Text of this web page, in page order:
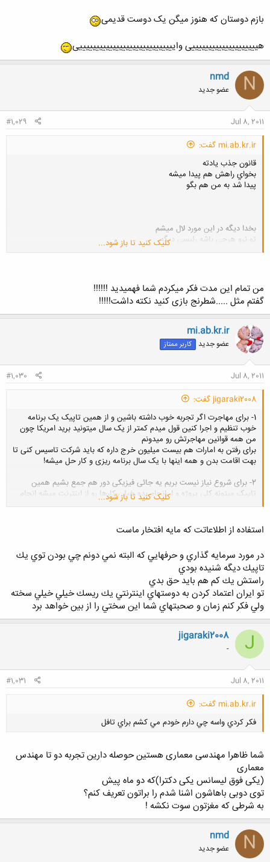
بازم دوستان که هنوز میگن یک دوست قدیمی
هییییییییییییییییییییی وایییییییییییییییییییییییییییییی
N
nmd
عضو جدید
Jul 8, 2011
#1,029
mi.ab.kr.ir گفت:
قانون جذب يادته
بخواي راهش هم پيدا ميشه
پيدا شد به من هم بگو
بخدا ديگه در اين مورد لال ميشم
تو نرو هرچي باشه رئيسي ديگهکلیک کنید تا باز شود...
من تمام این مدت فکر میکردم شما فهمیدید !!!!!!
گفتم مثل .....شطرنج بازی کنید نکته داشت!!!!!
mi.ab.kr.ir
عضو جدید کاربر ممتاز
Jul 8, 2011
#1,030
jigaraki2008 گفت:
1- برای مهاجرت اگر تجربه خوب داشته باشین و از همین تاپیک یک برنامه
خوب تنظیم و اجرا کنین قول میدم کمتر از یک سال میتونید برید امریکا چون
من همه قوانین مهاجرتش رو میدونم
برای رفتن به امارات هم بیست میلیون خرج داره که باید شرکت تاسیس کنی تا
بهت اقامت بدن و همه اینها با یک سال برنامه ریزی و کار حل میشه!
2- برای شروع نیاز نیست بریم یه جائی فیزیکی دور هم جمع بشیم همین
تاپیک میتونه کلی پروژه و ار انجام بده خیلی کارها رو از اینترنت میشه انجام
امریکا یکی از روشهای اخذ اقامت مدیریت یک مجموعه ای مثل همین سایت
هست!
یعنی کافیه یکی مدیریت همچین سایتی رو داشته باشه تا بتونه اقامت بگیره
بره امریکا! البته هزینه و خرج جداست ولی چند تا مهندس با هم دست به
دست بدن
هزینه و خرجش با یک پروژه کوچک فوری در میاد!
3- در مورد توهین هم من خواستم دست پیش بیارم تا پس نیافتم اخه توی
یک تاپیک دیگه دعوت کرده بودم چند نفر هر کدام یک میلیون
برای مدت شش ماه بزارند وسط توی امارات یک شرکت مهندسین مشاور
بزنیم و اقامت بگیریم و پروژه های خوب انجام بدیم
که در حدود شش ماه تا یک سال تضمینی پولشون بهشون بر میگرده!
ولی چند نفر امدند متلک پرانیدند کلی حالم گرفته شد!
به خاطر همین گفتم از اول بگم که کسی این برخورد رو نکنه!
4- اطلاعات زیادی دارم که اگر استقبال بشه یک یک تقدیم میکنم و در خدمتم.
کلیک کنید تا باز شود...
استفاده از اطلاعاتت كه مايه افتخار ماست
در مورد سرمايه گذاري و حرفهايي كه البته نمي دونم چي بودن توي يك
تاپيك ديگه شنيده بودي
راستش يك كم هم بايد حق بدي
تو ايران اعتماد كردن به دوستهاي اينترنتي يك ريسك خيلي خيلي سخته
ولي فكر كنم زمان و صحبتهاي شما اين سختي را از بين خواهد برد
J
jigaraki2008
-
Jul 8, 2011
#1,031
mi.ab.kr.ir گفت:
فكر كردي واسه چي دارم خودم مي كشم براي تافل
کلیک کنید تا باز شود...
شما ظاهرا مهندسی معماری هستین حوصله دارین تجربه دو تا مهندس
معماری
(یکی فوق لیسانس یکی دکترا)که دو ماه پیش
توی دوبی باهاشون اشنا شدم را براتون تعریف کنم؟
به شرطی که مغزتون سوت نکشه !
N
nmd
عضو جدید